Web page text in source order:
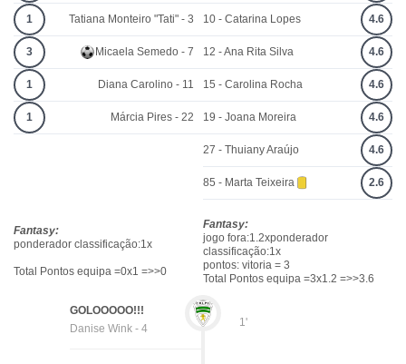
1 Tatiana Monteiro "Tati" - 3
3 Micaela Semedo - 7
1 Diana Carolino - 11
1 Márcia Pires - 22
10 - Catarina Lopes 4.6
12 - Ana Rita Silva 4.6
15 - Carolina Rocha 4.6
19 - Joana Moreira 4.6
27 - Thuiany Araújo 4.6
85 - Marta Teixeira 2.6
Fantasy:
ponderador classificação:1x
Total Pontos equipa =0x1 =>>0
Fantasy:
jogo fora:1.2xponderador
classificação:1x
pontos: vitoria = 3
Total Pontos equipa =3x1.2 =>>3.6
1'
GOLOOOOO!!!
Danise Wink - 4